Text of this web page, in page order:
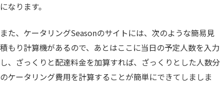
になります。
また、ケータリングSeasonのサイトには、次のような簡易見
積もり計算機があるので、あとはここに当日の予定人数を入力
し、ざっくりと配達料金を加算すれば、ざっくりとした人数分
のケータリング費用を計算することが簡単にできてしましま